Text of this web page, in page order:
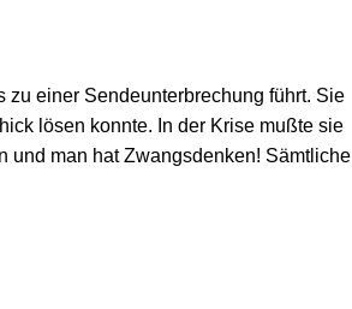
zu einer Sendeunterbrechung führt. Sie
lösen konnte. In der Krise mußte sie
und man hat Zwangsdenken! Sämtliche